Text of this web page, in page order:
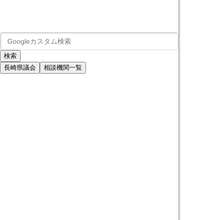
長崎県議会 相談機関一覧